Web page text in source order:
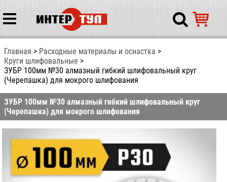
Главная
Расходные материалы и оснастка
Круги шлифовальные
ЗУБР 100мм №30 алмазный гибкий шлифовальный круг
(Черепашка) для мокрого шлифования
ЗУБР 100мм №30 алмазный гибкий шлифовальный круг
(Черепашка) для мокрого шлифования